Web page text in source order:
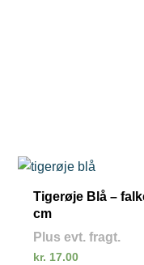
Tigerøje Blå –
cm
Plus evt. fragt.
kr. 17.00